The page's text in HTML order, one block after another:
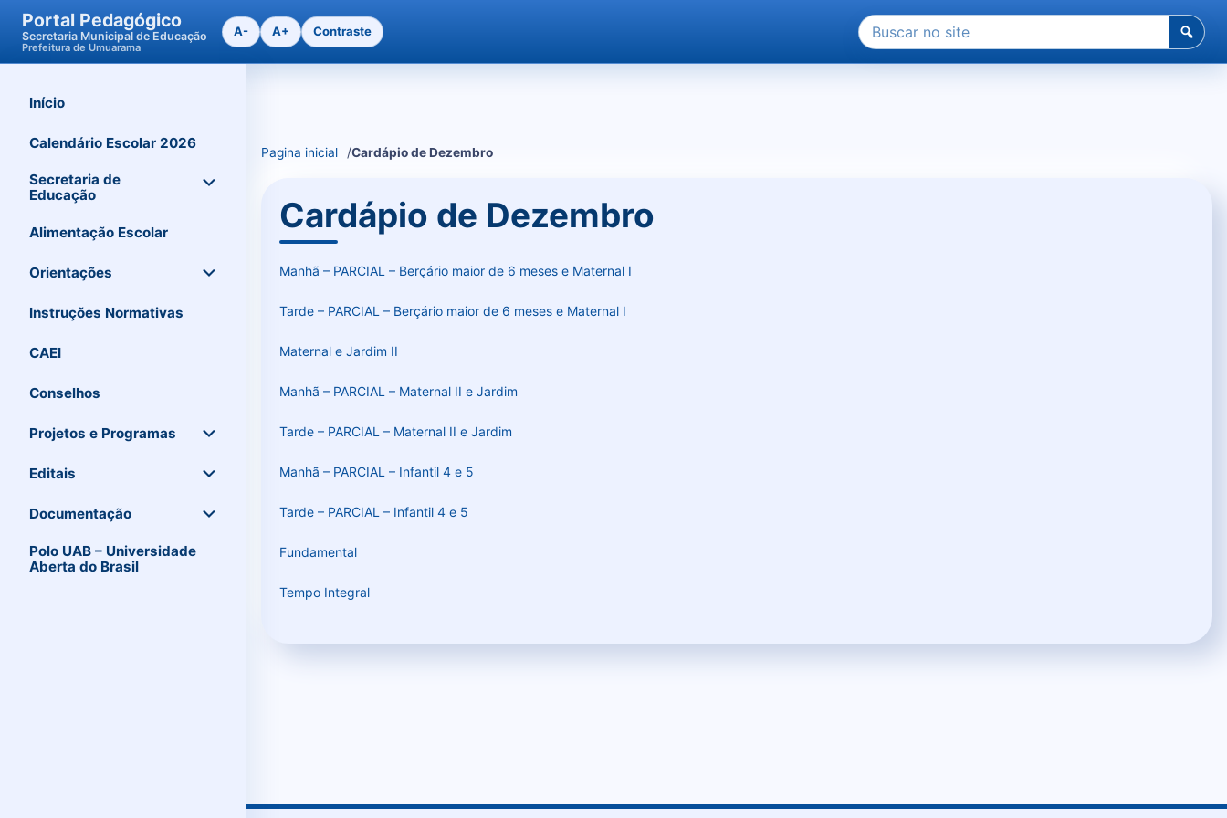
Portal Pedagógico
Secretaria Municipal de Educação
Prefeitura de Umuarama
A- A+ Contraste
Pesquisar
por:
Início
Calendário Escolar 2026
Secretaria de
Educação
Alimentação Escolar
Orientações
Instruções Normativas
CAEI
Conselhos
Projetos e Programas
Editais
Documentação
Polo UAB – Universidade
Aberta do Brasil
Pagina inicial Cardápio de Dezembro
Cardápio de Dezembro
Manhã – PARCIAL – Berçário maior de 6 meses e Maternal I
Tarde – PARCIAL – Berçário maior de 6 meses e Maternal I
Maternal e Jardim II
Manhã – PARCIAL – Maternal II e Jardim
Tarde – PARCIAL – Maternal II e Jardim
Manhã – PARCIAL – Infantil 4 e 5
Tarde – PARCIAL – Infantil 4 e 5
Fundamental
Tempo Integral